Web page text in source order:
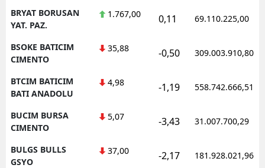
BRYAT BORUSAN
YAT. PAZ.
1.767,00 0,11 69.110.225,00
BSOKE BATICIM
CIMENTO
35,88 -0,50 309.003.910,80
BTCIM BATICIM
BATI ANADOLU
4,98 -1,19 558.742.666,51
BUCIM BURSA
CIMENTO
5,07 -3,43 31.007.700,29
BULGS BULLS
GSYO
37,00 -2,17 181.928.021,96